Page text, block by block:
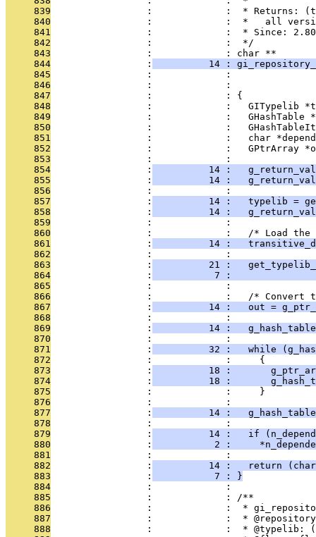
     839
:             :  * Returns:
     840
:             :  *   all
     841
                 :             :  * Since: 2.80
     842
                 :             :  */
     843
                 :             : char **
     844
                 :
14 :
     845
:             :
     846
:             :
     847
                 :             : {
     848
:             :   GITypelib
     849
:             :   GHashTable
     850
:             :
     851
:             :   char
     852
:             :   GPtrArray
     853
                 :             :
     854
                 :
14 :
     855
                 :
14 :
     856
                 :             :
     857
                 :
14 :   typelib =
     858
                 :
14 :
     859
                 :             :
     860
:             :   /* Load the
     861
                 :
14 :
     862
:             :
     863
                 :
21 :
     864
                 :
7 :
     865
                 :             :
     866
:             :   /* Convert
     867
                 :
14 :   out =
     868
:             :
     869
                 :
14 :
     870
                 :             :
     871
                 :
32 :   while
     872
                 :             :     {
     873
                 :
18 :
     874
                 :
18 :
     875
                 :             :     }
     876
                 :             :
     877
                 :
14 :
     878
                 :             :
     879
                 :
14 :   if
     880
                 :
2 :
     881
                 :             :
     882
                 :
14 :   return
     883
                 :
           7 : }
     884
                 :             :
     885
                 :             : /**
     886
:             :  *
     887
:             :  *
     888
:             :  * @typelib: